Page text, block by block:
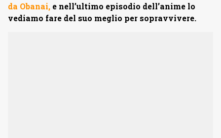
da Obanai, e nell’ultimo episodio dell’anime lo
vediamo fare del suo meglio per sopravvivere.